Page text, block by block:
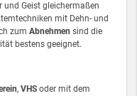
und Geist gleichermaßen
mit Dehn- und
zum Abnehmen sind die
bestens geeignet.
, VHS oder mit dem